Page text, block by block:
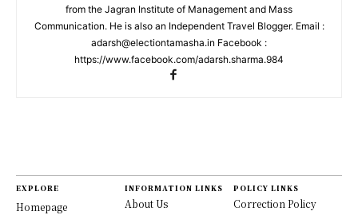
from the Jagran Institute of Management and Mass
Communication. He is also an Independent Travel Blogger. Email :
adarsh@electiontamasha.in Facebook :
https://www.facebook.com/adarsh.sharma.984
EXPLORE
Homepage
INFORMATION LINKS
About Us
POLICY LINKS
Correction Policy